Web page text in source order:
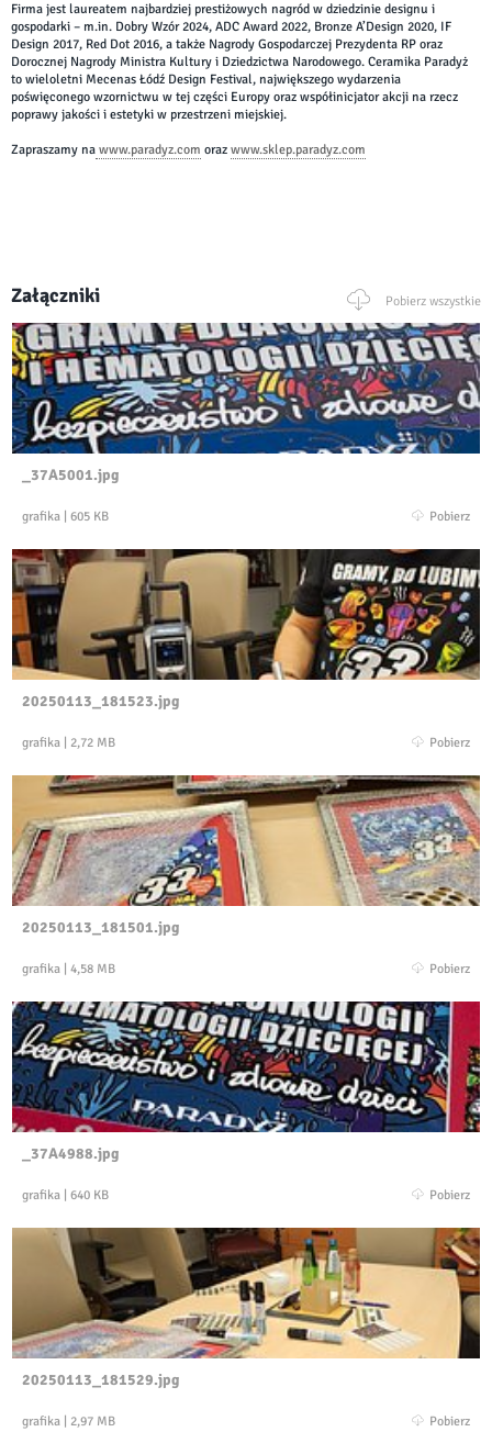
Firma jest laureatem najbardziej prestiżowych nagród w dziedzinie designu i
gospodarki – m.in. Dobry Wzór 2024, ADC Award 2022, Bronze A’Design 2020, IF
Design 2017, Red Dot 2016, a także Nagrody Gospodarczej Prezydenta RP oraz
Dorocznej Nagrody Ministra Kultury i Dziedzictwa Narodowego. Ceramika Paradyż
to wieloletni Mecenas Łódź Design Festival, największego wydarzenia
poświęconego wzornictwu w tej części Europy oraz współinicjator akcji na rzecz
poprawy jakości i estetyki w przestrzeni miejskiej.
Zapraszamy na www.paradyz.com oraz www.sklep.paradyz.com
Załączniki Pobierz wszystkie
_37A5001.jpg
grafika 605 KB Pobierz
20250113_181523.jpg
grafika 2,72 MB Pobierz
20250113_181501.jpg
grafika 4,58 MB Pobierz
_37A4988.jpg
grafika 640 KB Pobierz
20250113_181529.jpg
grafika 2,97 MB Pobierz